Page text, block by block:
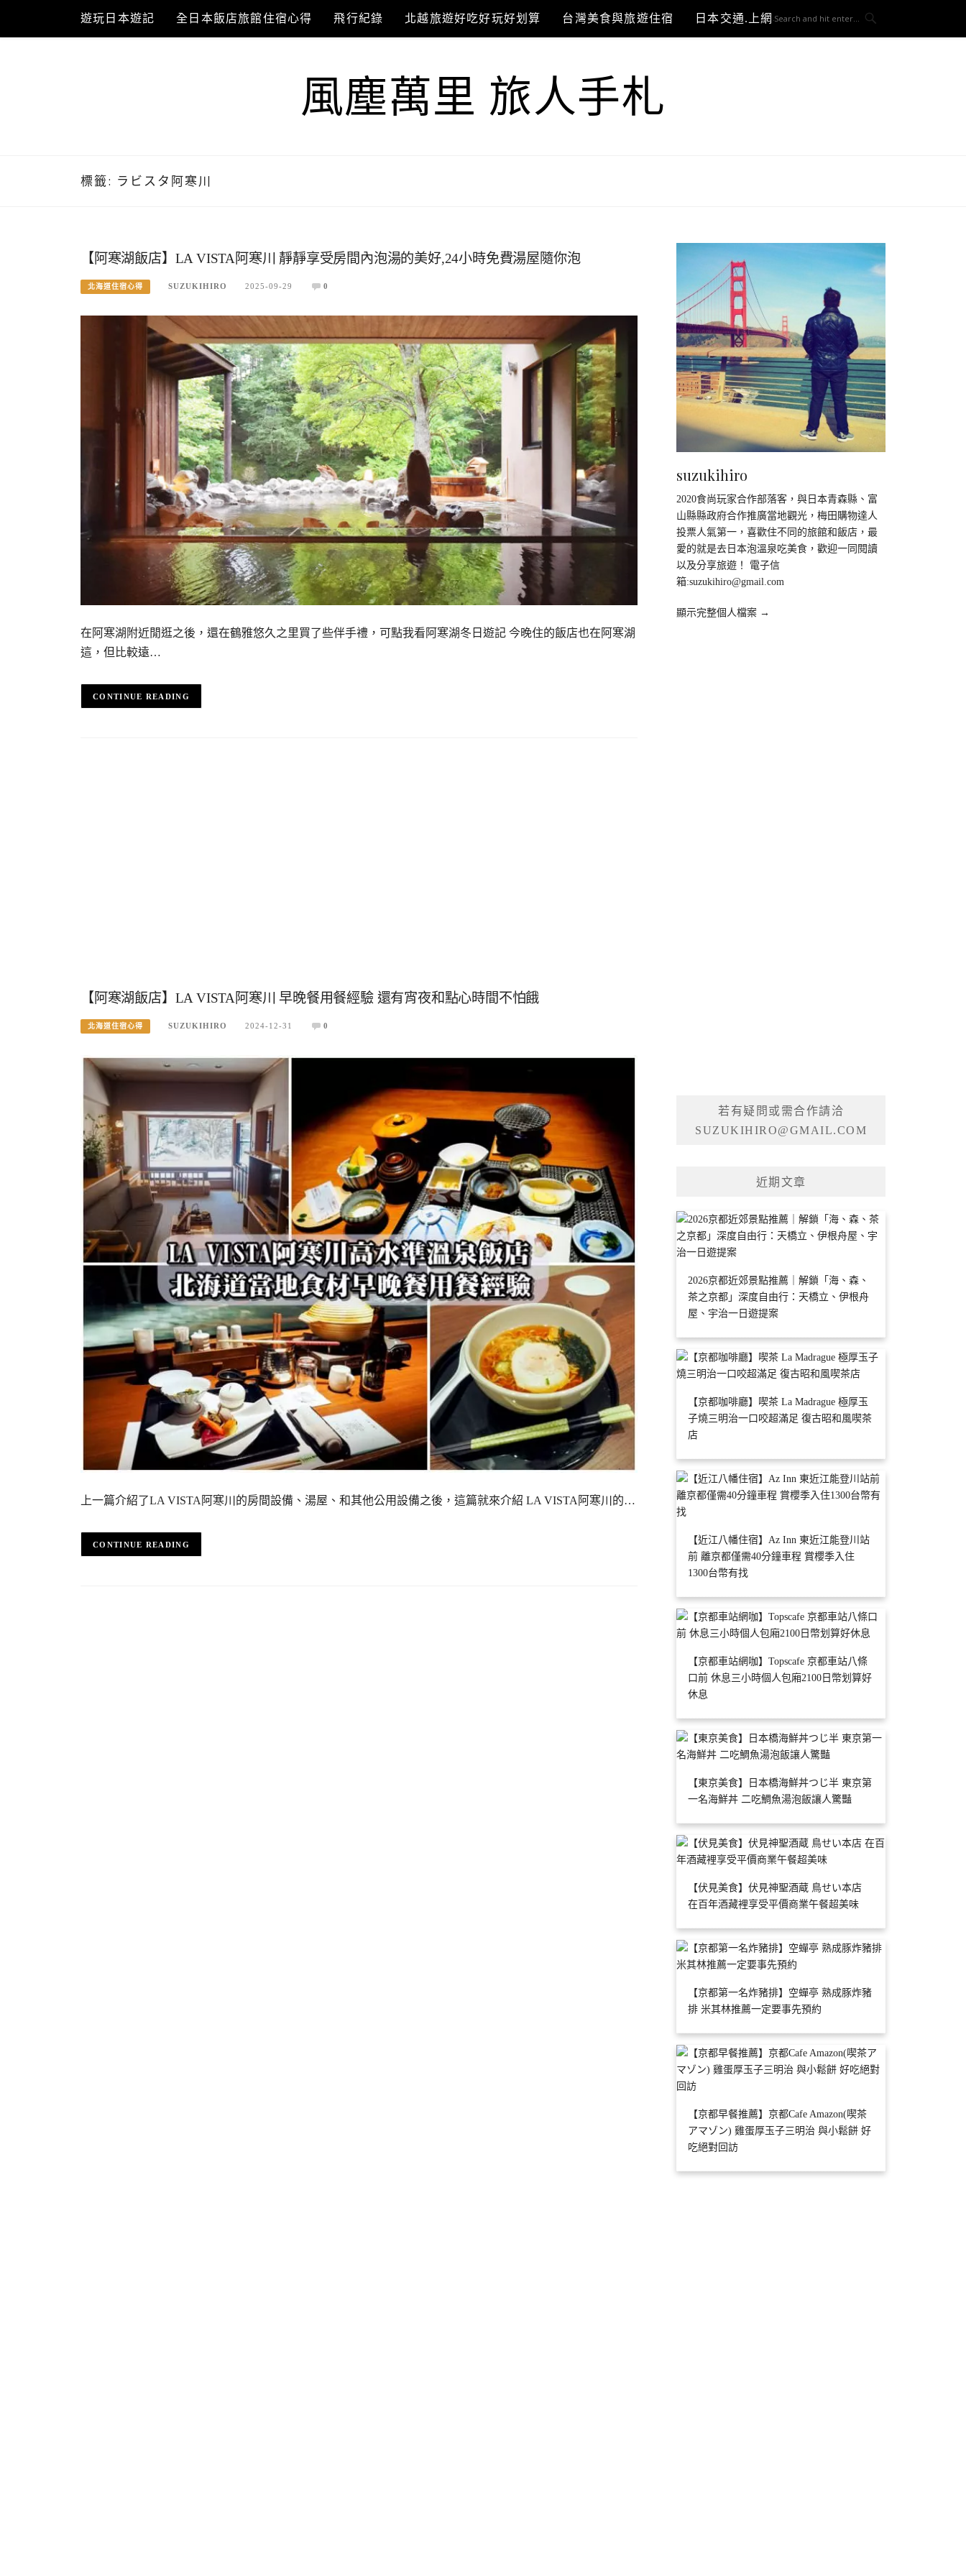
content
遊玩日本遊記 全日本飯店旅館住宿心得 飛行紀錄 北越旅遊好吃好玩好划算 台灣美食與旅遊住宿 日本交通.上網與3C開箱
風塵萬里 旅人手札
標籤: ラビスタ阿寒川
【阿寒湖飯店】LA VISTA阿寒川 靜靜享受房間內泡湯的美好,24小時免費湯屋隨你泡
北海道住宿心得 SUZUKIHIRO 2025-09-29 0
在阿寒湖附近閒逛之後，還在鶴雅悠久之里買了些伴手禮，可點我看阿寒湖冬日遊記 今晚住的飯店也在阿寒湖
這，但比較遠…
CONTINUE READING
【阿寒湖飯店】LA VISTA阿寒川 早晚餐用餐經驗 還有宵夜和點心時間不怕餓
北海道住宿心得 SUZUKIHIRO 2024-12-31 0
上一篇介紹了LA VISTA阿寒川的房間設備、湯屋、和其他公用設備之後，這篇就來介紹 LA VISTA阿寒川的…
CONTINUE READING
suzukihiro
2020食尚玩家合作部落客，與日本青森縣、富
山縣縣政府合作推廣當地觀光，梅田購物達人
投票人氣第一，喜歡住不同的旅館和飯店，最
愛的就是去日本泡溫泉吃美食，歡迎一同閱讀
以及分享旅遊！ 電子信
箱:suzukihiro@gmail.com
顯示完整個人檔案 →
若有疑問或需合作請洽
SUZUKIHIRO@GMAIL.COM
近期文章
2026京都近郊景點推薦｜解鎖「海、森、
茶之京都」深度自由行：天橋立、伊根舟
屋、宇治一日遊提案
【京都咖啡廳】喫茶 La Madrague 極厚玉
子燒三明治一口咬超滿足 復古昭和風喫茶
店
【近江八幡住宿】Az Inn 東近江能登川站
前 離京都僅需40分鐘車程 賞櫻季入住
1300台幣有找
【京都車站網咖】Topscafe 京都車站八條
口前 休息三小時個人包廂2100日幣划算好
休息
【東京美食】日本橋海鮮丼つじ半 東京第
一名海鮮丼 二吃鯛魚湯泡飯讓人驚豔
【伏見美食】伏見神聖酒蔵 鳥せい本店
在百年酒藏裡享受平價商業午餐超美味
【京都第一名炸豬排】空蟬亭 熟成豚炸豬
排 米其林推薦一定要事先預約
【京都早餐推薦】京都Cafe Amazon(喫茶
アマゾン) 雞蛋厚玉子三明治 與小鬆餅 好
吃絕對回訪